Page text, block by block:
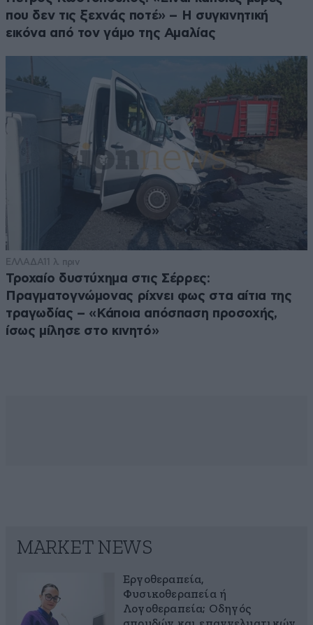
που δεν τις ξεχνάς ποτέ» – Η συγκινητική
εικόνα από τον γάμο της Αμαλίας
ΕΛΛΑΔΑ11 λ. πριν
Τροχαίο δυστύχημα στις Σέρρες:
Πραγματογνώμονας ρίχνει φως στα αίτια της
τραγωδίας – «Κάποια απόσπαση προσοχής,
ίσως μίλησε στο κινητό»
MARKET NEWS
Εργοθεραπεία,
Φυσικοθεραπεία ή
Λογοθεραπεία; Οδηγός